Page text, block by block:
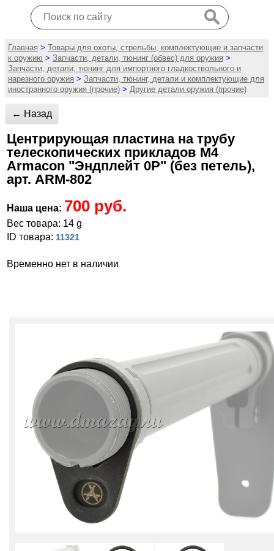
Главная > Товары для охоты, стрельбы, комплектующие и запчасти
к оружию > Запчасти, детали, тюнинг (обвес) для оружия >
Запчасти, детали, тюнинг для импортного гладкоствольного и
нарезного оружия > Запчасти, тюнинг, детали и комплектующие для
иностранного оружия (прочие) > Другие детали оружия (прочие)
← Назад
Центрирующая пластина на трубу
телескопических прикладов М4
Armacon "Эндплейт 0Р" (без петель),
арт. ARM-802
Наша цена: 700 руб.
Вес товара: 14 g
ID товара: 11321
Временно нет в наличии